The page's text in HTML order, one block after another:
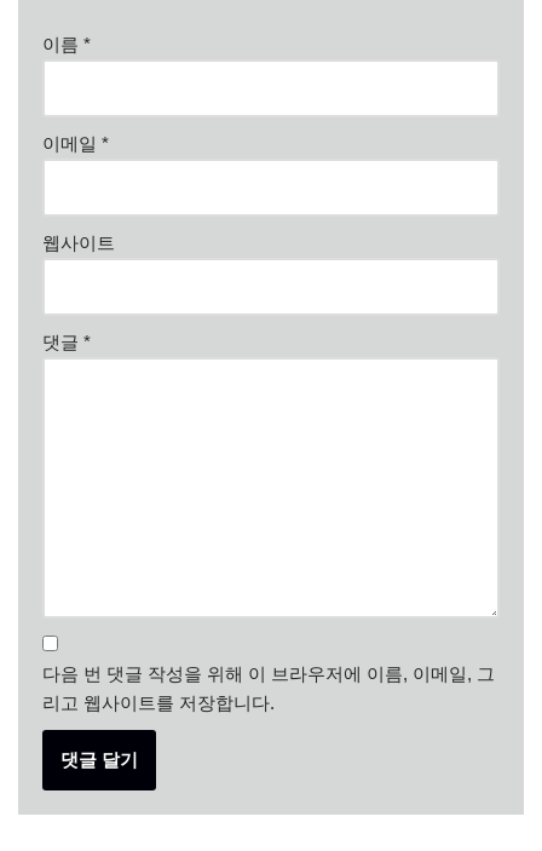
이름 *
이메일 *
웹사이트
댓글 *
다음 번 댓글 작성을 위해 이 브라우저에 이름, 이메일, 그
리고 웹사이트를 저장합니다.